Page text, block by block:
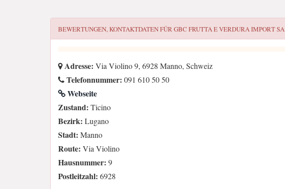
BEWERTUNGEN, KONTAKTDATEN FÜRGBC FRUTTA E VERDURA IMPORT SA
Adresse: Via Violino 9, 6928 Manno, Schweiz
Telefonnummer: 091 610 50 50
Webseite
Zustand: Ticino
Bezirk: Lugano
Stadt: Manno
Route: Via Violino
Hausnummer: 9
Postleitzahl: 6928